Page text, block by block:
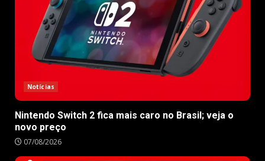
Notícias
Nintendo Switch 2 fica mais caro no Brasil; veja o
novo preço
07/08/2026